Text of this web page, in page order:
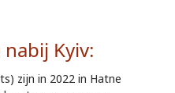
Kyiv:
zijn in 2022 in Hatne